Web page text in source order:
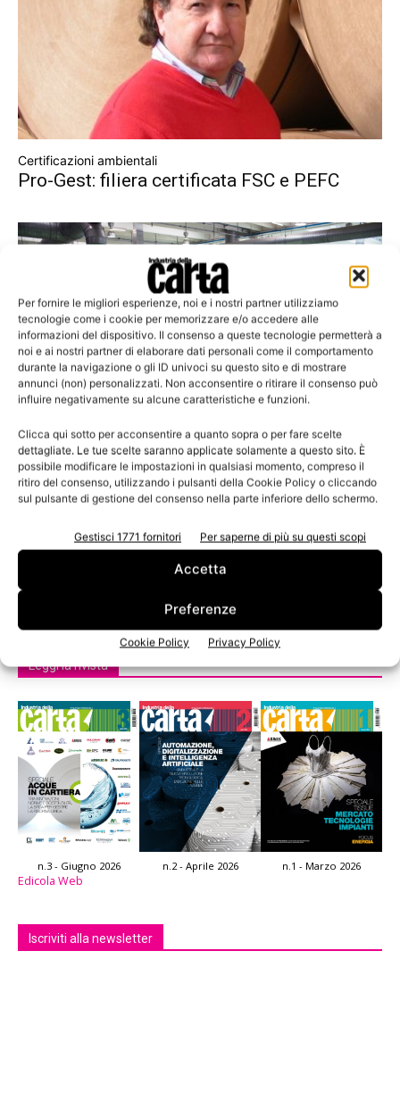
Per fornire le migliori esperienze, noi e i nostri partner utilizziamo
tecnologie come i cookie per memorizzare e/o accedere alle
informazioni del dispositivo. Il consenso a queste tecnologie permetterà a
noi e ai nostri partner di elaborare dati personali come il comportamento
durante la navigazione o gli ID univoci su questo sito e di mostrare
annunci (non) personalizzati. Non acconsentire o ritirare il consenso può
influire negativamente su alcune caratteristiche e funzioni.
Clicca qui sotto per acconsentire a quanto sopra o per fare scelte
dettagliate. Le tue scelte saranno applicate solamente a questo sito. È
possibile modificare le impostazioni in qualsiasi momento, compreso il
ritiro del consenso, utilizzando i pulsanti della Cookie Policy o cliccando
sul pulsante di gestione del consenso nella parte inferiore dello schermo.
Gestisci 1771 fornitori Per saperne di più su questi scopi
Accetta
Preferenze
Cookie Policy Privacy Policy
Certificazioni ambientali
Pro-Gest: filiera certificata FSC e PEFC
Inaugurato il nuovo stabilimento Cuboxal a
Silea
Lo stabilimento di Silea, azienda trainante del Gruppo
trevigiano Pro-Gest guidato da Bruno Zago, ha festeggiato i
Leggi la rivista
n.3 - Giugno 2026 n.2 - Aprile 2026 n.1 - Marzo 2026
Edicola Web
Iscriviti alla newsletter